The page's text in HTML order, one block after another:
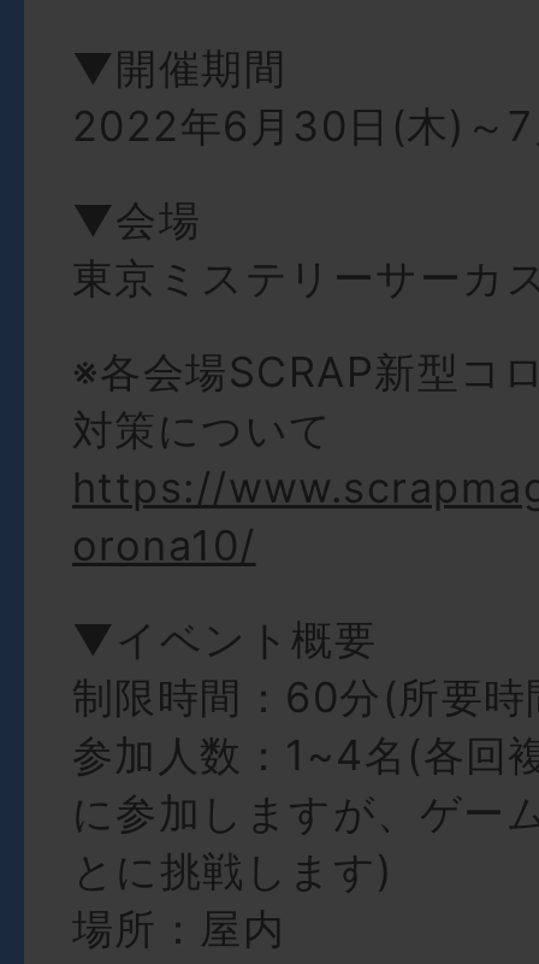
▼開催期間
2022年6月30日(木)～
▼会場
東京ミステリーサーカ
※各会場SCRAP新型コ
対策について
https://
orona10/
▼イベント概要
制限時間：60分(所要
参加人数：1~4名(各回
に参加しますが、ゲー
とに挑戦します)
場所：屋内